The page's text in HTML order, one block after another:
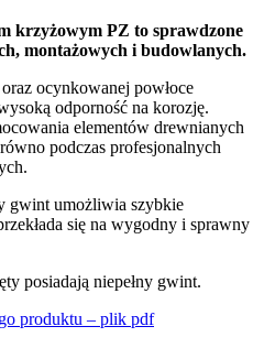
krzyżowym PZ to sprawdzone
montażowych i budowlanych.
ocynkowanej powłoce
odporność na korozję.
elementów drewnianych
podczas profesjonalnych
gwint umożliwia szybkie
się na wygodny i sprawny
posiadają niepełny gwint.
produktu – plik pdf